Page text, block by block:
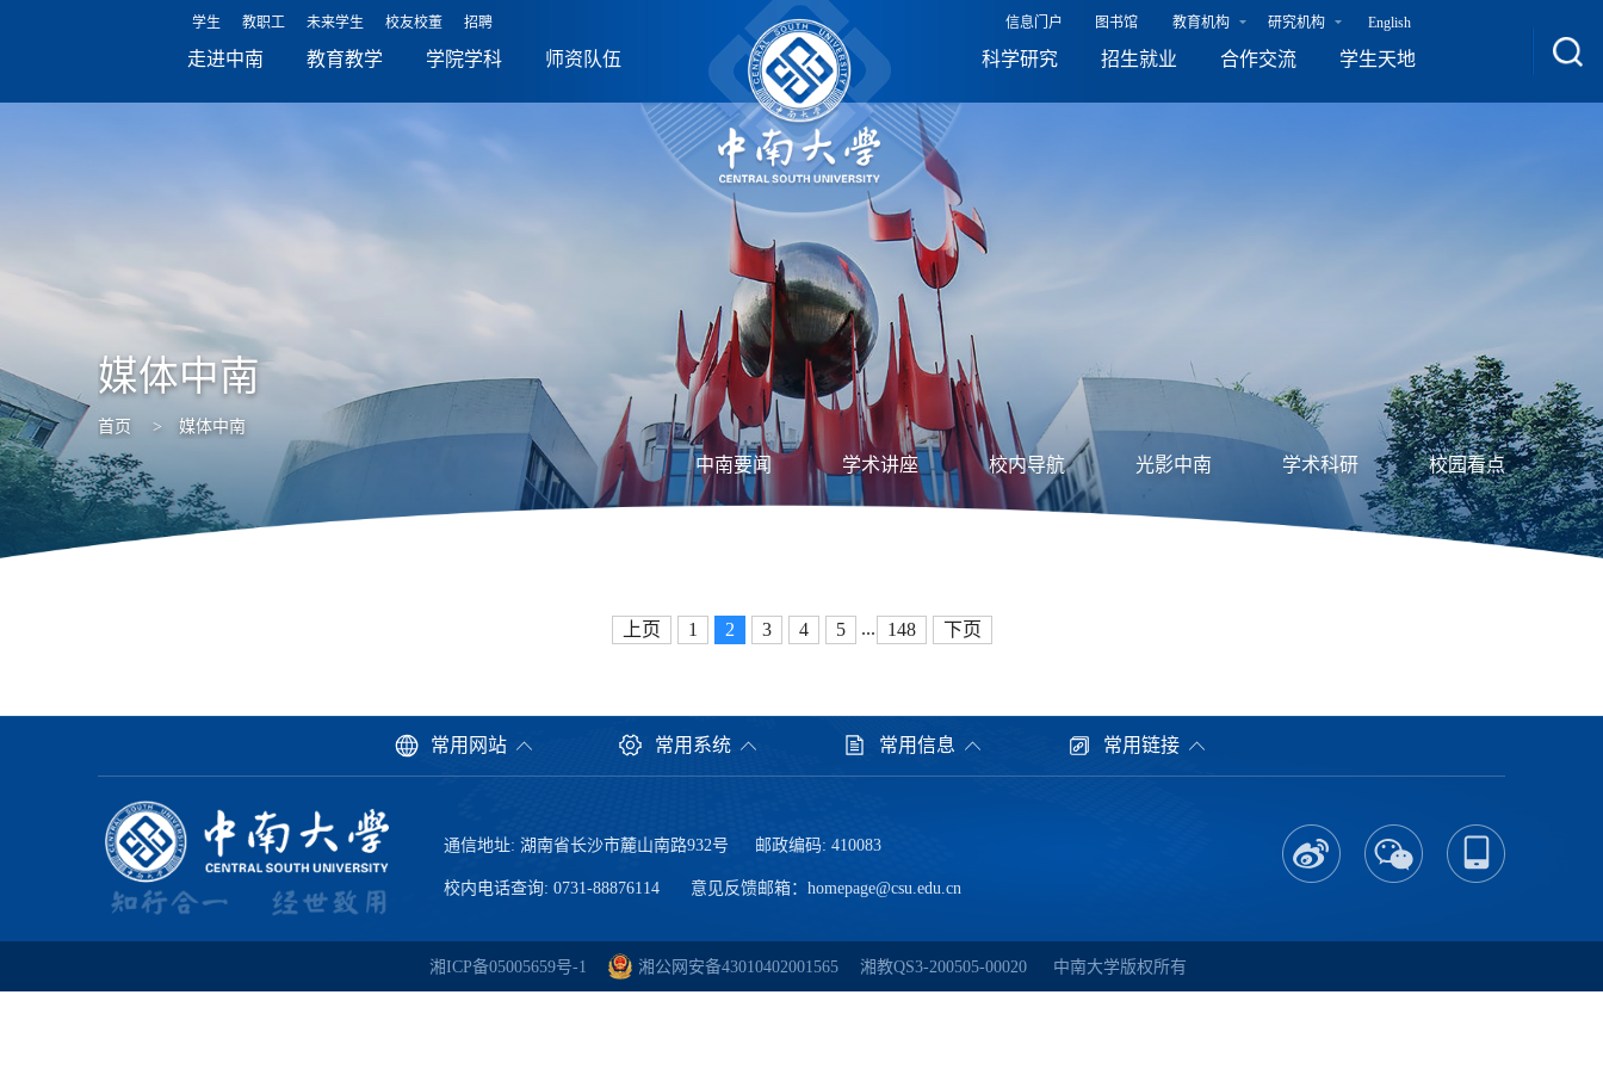
学生 教职工 未来学生 校友校董 招聘 信息门户 图书馆 教育机构 研究机构 English
走进中南 教育教学 学院学科 师资队伍 科学研究 招生就业 合作交流 学生天地
媒体中南
首页 > 媒体中南
中南要闻 学术讲座 校内导航 光影中南 学术科研 校园看点
上页 1 2 3 4 5 ... 148 下页
常用网站 常用系统 常用信息 常用链接
通信地址: 湖南省长沙市麓山南路932号 邮政编码: 410083
校内电话查询: 0731-88876114 意见反馈邮箱： homepage@csu.edu.cn
湘ICP备05005659号-1 湘公网安备43010402001565 湘教QS3-200505-00020 中南大学版权所有